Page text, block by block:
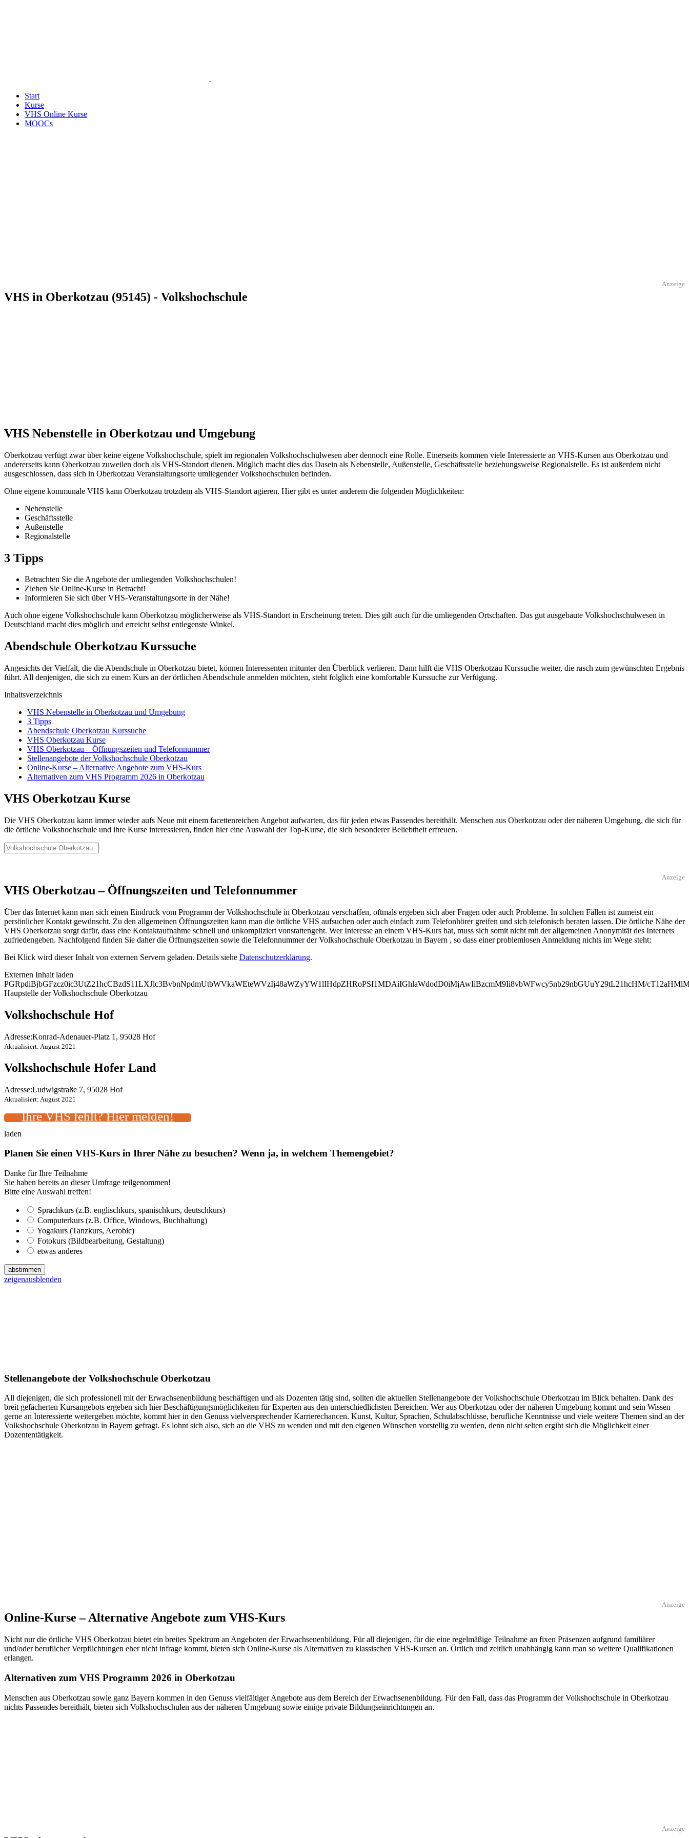
Start
Kurse
VHS Online Kurse
MOOCs
Anzeige
VHS in Oberkotzau (95145) - Volkshochschule
VHS Nebenstelle in Oberkotzau und Umgebung
Oberkotzau verfügt zwar über keine eigene Volkshochschule, spielt im regionalen Volkshochschulwesen aber dennoch eine Rolle. Einerseits kommen viele Interessierte an VHS-Kursen aus Oberkotzau und
andererseits kann Oberkotzau zuweilen doch als VHS-Standort dienen. Möglich macht dies das Dasein als Nebenstelle, Außenstelle, Geschäftsstelle beziehungsweise Regionalstelle. Es ist außerdem nicht
ausgeschlossen, dass sich in Oberkotzau Veranstaltungsorte umliegender Volkshochschulen befinden.
Ohne eigene kommunale VHS kann Oberkotzau trotzdem als VHS-Standort agieren. Hier gibt es unter anderem die folgenden Möglichkeiten:
Nebenstelle
Geschäftsstelle
Außenstelle
Regionalstelle
3 Tipps
Betrachten Sie die Angebote der umliegenden Volkshochschulen!
Ziehen Sie Online-Kurse in Betracht!
Informieren Sie sich über VHS-Veranstaltungsorte in der Nähe!
Auch ohne eigene Volkshochschule kann Oberkotzau möglicherweise als VHS-Standort in Erscheinung treten. Dies gilt auch für die umliegenden Ortschaften. Das gut ausgebaute Volkshochschulwesen in
Deutschland macht dies möglich und erreicht selbst entlegenste Winkel.
Abendschule Oberkotzau Kurssuche
Angesichts der Vielfalt, die die Abendschule in Oberkotzau bietet, können Interessenten mitunter den Überblick verlieren. Dann hilft die VHS Oberkotzau Kurssuche weiter, die rasch zum gewünschten Ergebnis
führt. All denjenigen, die sich zu einem Kurs an der örtlichen Abendschule anmelden möchten, steht folglich eine komfortable Kurssuche zur Verfügung.
Inhaltsverzeichnis
VHS Nebenstelle in Oberkotzau und Umgebung
3 Tipps
Abendschule Oberkotzau Kurssuche
VHS Oberkotzau Kurse
VHS Oberkotzau – Öffnungszeiten und Telefonnummer
Stellenangebote der Volkshochschule Oberkotzau
Online-Kurse – Alternative Angebote zum VHS-Kurs
Alternativen zum VHS Programm 2026 in Oberkotzau
VHS Oberkotzau Kurse
Die VHS Oberkotzau kann immer wieder aufs Neue mit einem facettenreichen Angebot aufwarten, das für jeden etwas Passendes bereithält. Menschen aus Oberkotzau oder der näheren Umgebung, die sich für
die örtliche Volkshochschule und ihre Kurse interessieren, finden hier eine Auswahl der Top-Kurse, die sich besonderer Beliebtheit erfreuen.
Anzeige
VHS Oberkotzau – Öffnungszeiten und Telefonnummer
Über das Internet kann man sich einen Eindruck vom Programm der Volkshochschule in Oberkotzau verschaffen, oftmals ergeben sich aber Fragen oder auch Probleme. In solchen Fällen ist zumeist ein
persönlicher Kontakt gewünscht. Zu den allgemeinen Öffnungszeiten kann man die örtliche VHS aufsuchen oder auch einfach zum Telefonhörer greifen und sich telefonisch beraten lassen. Die örtliche Nähe der
VHS Oberkotzau sorgt dafür, dass eine Kontaktaufnahme schnell und unkompliziert vonstattengeht. Wer Interesse an einem VHS-Kurs hat, muss sich somit nicht mit der allgemeinen Anonymität des Internets
zufriedengeben. Nachfolgend finden Sie daher die Öffnungszeiten sowie die Telefonnummer der Volkshochschule Oberkotzau in Bayern , so dass einer problemlosen Anmeldung nichts im Wege steht:
Bei Klick wird dieser Inhalt von externen Servern geladen. Details siehe Datenschutzerklärung.
Externen Inhalt laden
PGRpdiBjbGFzcz0ic3UtZ21hcCBzdS11LXJlc3BvbnNpdmUtbWVkaWEteWVzIj48aWZyYW1lIHdpZHRoPSI1MDAiIGhlaWdodD0iMjAwIiBzcmM9Ii8vbWFwcy5nb29nbGUuY29tL21hcHM/
Haupstelle der Volkshochschule Oberkotzau
Volkshochschule Hof
Adresse:Konrad-Adenauer-Platz 1, 95028 Hof
Aktualisiert: August 2021
Volkshochschule Hofer Land
Adresse:Ludwigstraße 7, 95028 Hof
Aktualisiert: August 2021
Ihre VHS fehlt? Hier melden!
laden
Planen Sie einen VHS-Kurs in Ihrer Nähe zu besuchen? Wenn ja, in welchem Themengebiet?
Danke für Ihre Teilnahme
Sie haben bereits an dieser Umfrage teilgenommen!
Bitte eine Auswahl treffen!
Sprachkurs (z.B. englischkurs, spanischkurs, deutschkurs)
Computerkurs (z.B. Office, Windows, Buchhaltung)
Yogakurs (Tanzkurs, Aerobic)
Fotokurs (Bildbearbeitung, Gestaltung)
etwas anderes
abstimmen
zeigenausblenden
Stellenangebote der Volkshochschule Oberkotzau
All diejenigen, die sich professionell mit der Erwachsenenbildung beschäftigen und als Dozenten tätig sind, sollten die aktuellen Stellenangebote der Volkshochschule Oberkotzau im Blick behalten. Dank des
breit gefächerten Kursangebots ergeben sich hier Beschäftigungsmöglichkeiten für Experten aus den unterschiedlichsten Bereichen. Wer aus Oberkotzau oder der näheren Umgebung kommt und sein Wissen
gerne an Interessierte weitergeben möchte, kommt hier in den Genuss vielversprechender Karrierechancen. Kunst, Kultur, Sprachen, Schulabschlüsse, berufliche Kenntnisse und viele weitere Themen sind an der
Volkshochschule Oberkotzau in Bayern gefragt. Es lohnt sich also, sich an die VHS zu wenden und mit den eigenen Wünschen vorstellig zu werden, denn nicht selten ergibt sich die Möglichkeit einer
Dozententätigkeit.
Anzeige
Online-Kurse – Alternative Angebote zum VHS-Kurs
Nicht nur die örtliche VHS Oberkotzau bietet ein breites Spektrum an Angeboten der Erwachsenenbildung. Für all diejenigen, für die eine regelmäßige Teilnahme an fixen Präsenzen aufgrund familiärer
und/oder beruflicher Verpflichtungen eher nicht infrage kommt, bieten sich Online-Kurse als Alternativen zu klassischen VHS-Kursen an. Örtlich und zeitlich unabhängig kann man so weitere Qualifikationen
erlangen.
Alternativen zum VHS Programm 2026 in Oberkotzau
Menschen aus Oberkotzau sowie ganz Bayern kommen in den Genuss vielfältiger Angebote aus dem Bereich der Erwachsenenbildung. Für den Fall, dass das Programm der Volkshochschule in Oberkotzau
nichts Passendes bereithält, bieten sich Volkshochschulen aus der näheren Umgebung sowie einige private Bildungseinrichtungen an.
Anzeige